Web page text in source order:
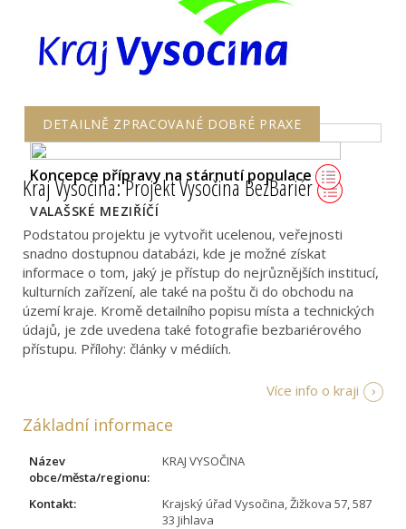
DETAILNĚ ZPRACOVANÉ DOBRÉ PRAXE
Koncepce přípravy na stárnutí populace
VALAŠSKÉ MEZIŘÍČÍ
Regionální fórum pro participaci mladých v kraji
Innlandet
NORSKO
Kraj Vysočina: Projekt Vysočina BezBariér
Podstatou projektu je vytvořit ucelenou, veřejnosti
snadno dostupnou databázi, kde je možné získat
informace o tom, jaký je přístup do nejrůznějších institucí,
kulturních zařízení, ale také na poštu či do obchodu na
území kraje. Kromě detailního popisu místa a technických
údajů, je zde uvedena také fotografie bezbariérového
přístupu. Přílohy: články v médiích.
Více info o kraji
Základní informace
Název
obce/města/regionu:
KRAJ VYSOČINA
Kontakt:
Krajský úřad Vysočina, Žižkova 57, 587
33 Jihlava